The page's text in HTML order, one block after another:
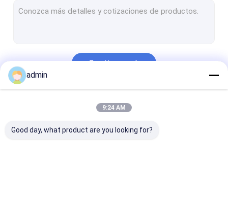
Continue
admin
9:24 AM
Good day, what product are you looking for?